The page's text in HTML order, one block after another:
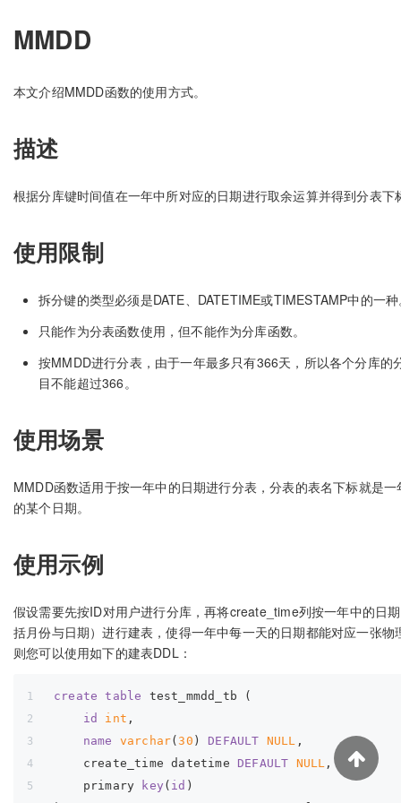
MMDD
本文介绍MMDD函数的使用方式。
描述
根据分库键时间值在一年中所对应的日期进行取余运算并得到分表下
使用限制
拆分键的类型必须是DATE、DATETIME或TIMESTAMP中的一
只能作为分表函数使用，但不能作为分库函数。
按MMDD进行分表，由于一年最多只有366天，所以各个分库的
目不能超过366。
使用场景
MMDD函数适用于按一年中的日期进行分表，分表的表名下标就是一
的某个日期。
使用示例
假设需要先按ID对用户进行分库，再将create_time列按一年中的日
括月份与日期）进行建表，使得一年中每一天的日期都能对应一张物
则您可以使用如下的建表DDL：
create table test_mmdd_tb (
id
int ,
name
varchar(30 ) DEFAULT NULL ,
    create_time datetime
DEFAULT NULL ,
    primary
key ( id )